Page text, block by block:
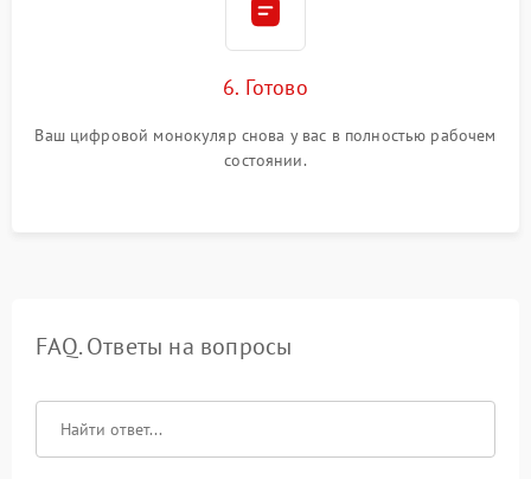
6. Готово
Ваш цифровой монокуляр снова у вас в полностью рабочем
состоянии.
FAQ. Ответы на вопросы